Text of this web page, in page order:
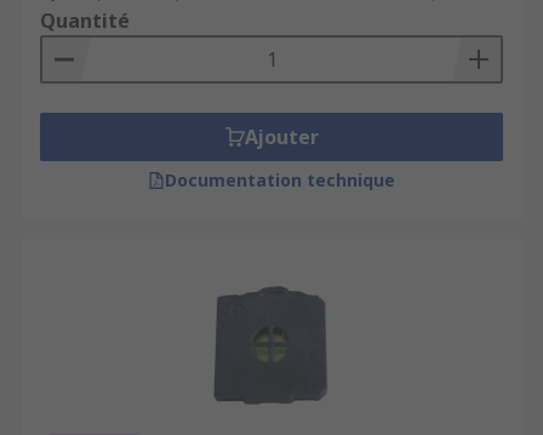
Quantité
Ajouter
Documentation technique